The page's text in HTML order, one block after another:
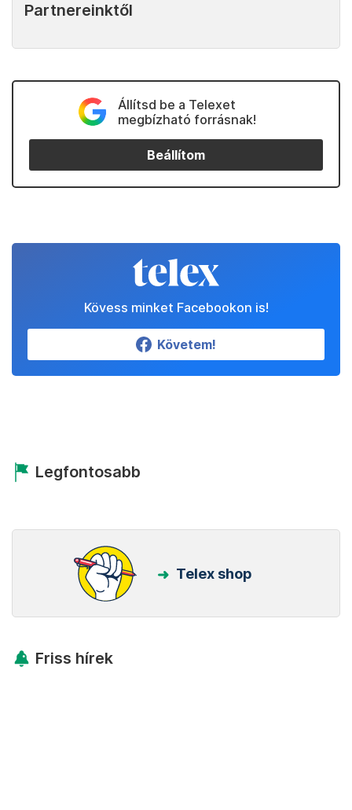
Partnereinktől
Állítsd be a Telexet
megbízható forrásnak!
Beállítom
Kövess minket Facebookon is!
Követem!
Legfontosabb
Telex shop
Friss hírek